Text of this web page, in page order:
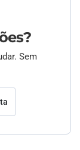
Sem